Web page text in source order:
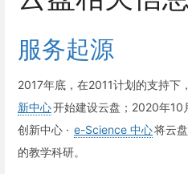
服务起源
2017年底，在2011计划的支持下，
新中心开始建设云盘；2020年10
创新中心 · e-Science 中心将云
的教学科研。